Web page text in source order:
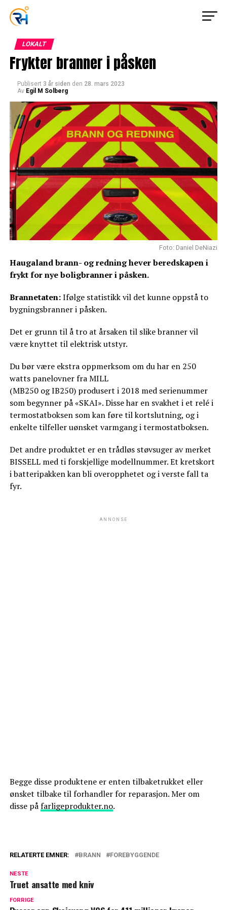
LOKALT
Frykter branner i påsken
Publisert 3 år siden den 28. mars 2023
Av Egil M Solberg
Foto: Daniel DeNiazi
Haugaland brann- og redning hever beredskapen i
frykt for nye boligbranner i påsken.
Brannetaten:Ifølge statistikk vil det kunne oppstå to
bygningsbranner i påsken.
Det er grunn til å tro at årsaken til slike branner vil
være knyttet til elektrisk utstyr.
Du bør være ekstra oppmerksom om du har en 250
watts panelovner fra MILL
(MB250 og IB250) produsert i 2018 med serienummer
som begynner på «SKAI». Disse har en svakhet i et relé i
termostatboksen som kan føre til kortslutning, og i
enkelte tilfeller uønsket varmgang i termostatboksen.
Det andre produktet er en trådløs støvsuger av merket
BISSELL med ti forskjellige modellnummer. Et kretskort
i batteripakken kan bli overopphetet og i verste fall ta
fyr.
ANNONSE
Begge disse produktene er enten tilbaketrukket eller
ønsket tilbake til forhandler for reparasjon. Mer om
disse påfarligeprodukter.no.
RELATERTE EMNER: BRANN FOREBYGGENDE
NESTE
Truet ansatte med kniv
FORRIGE